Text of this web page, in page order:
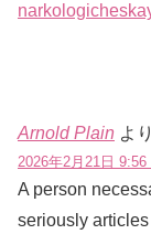
Arnold Plain よ
2026年2月21日 9:56
A person
seriously articles